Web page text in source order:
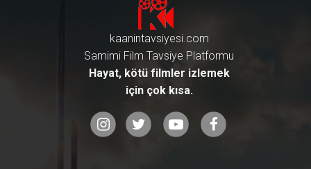
kaanintavsiyesi.com
Samimi Film Tavsiye Platformu
Hayat, kötü filmler izlemek
için çok kısa.